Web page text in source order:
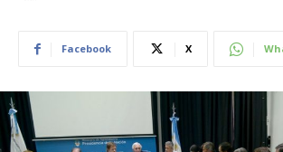
Facebook X